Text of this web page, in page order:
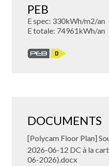
PEB
E spec: 330kWh/m2/an
E totale: 74961kWh/an
DOCUMENTS
[Polycam Floor Plan]
2026-06-12 DC à la
06-2026).docx